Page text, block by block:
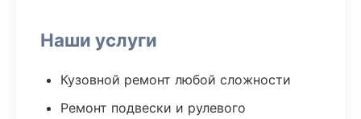
Наши услуги
Кузовной ремонт любой сложности
Ремонт подвески и рулевого